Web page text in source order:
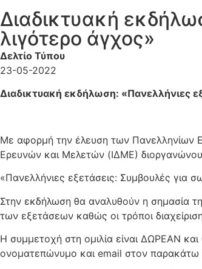
Διαδικτυακή
λιγότερο άγχος»
Δελτίο Τύπου
23-05-2022
Διαδικτυακή εκδήλωση: «Πανελλήνιες
Με αφορμή την έλευση των Πανελληνίων
Ερευνών και Μελετών (ΙΔΜΕ)
«Πανελλήνιες εξετάσεις: Συμβουλές για
Στην εκδήλωση θα αναλυθούν η σημασία
των εξετάσεων καθώς οι τρόποι
Η συμμετοχή στη ομιλία είναι ΔΩΡΕΑΝ
ονοματεπώνυμο και email στον παρακάτω